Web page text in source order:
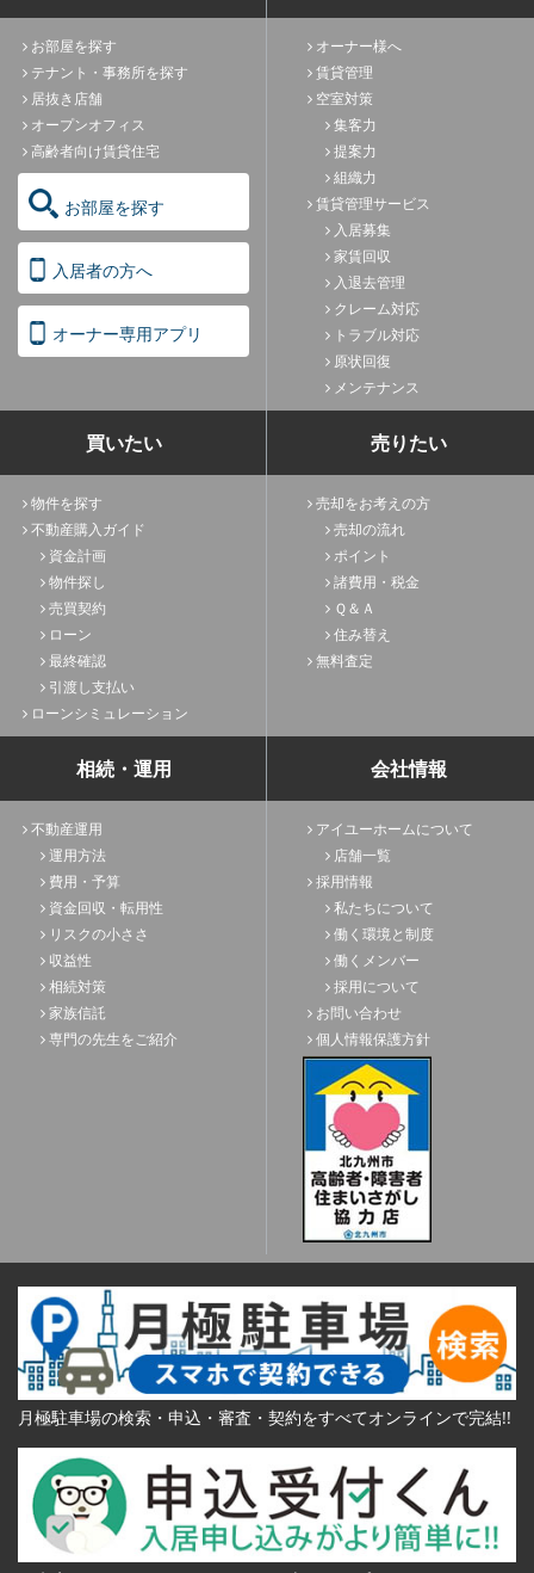
お部屋を探す
テナント・事務所を探す
居抜き店舗
オープンオフィス
高齢者向け賃貸住宅
お部屋を探す
入居者の方へ
オーナー専用アプリ
オーナー様へ
賃貸管理
空室対策
集客力
提案力
組織力
賃貸管理サービス
入居募集
家賃回収
入退去管理
クレーム対応
トラブル対応
原状回復
メンテナンス
買いたい
物件を探す
不動産購入ガイド
資金計画
物件探し
売買契約
ローン
最終確認
引渡し支払い
ローンシミュレーション
売りたい
売却をお考えの方
売却の流れ
ポイント
諸費用・税金
Ｑ＆Ａ
住み替え
無料査定
相続・運用
不動産運用
運用方法
費用・予算
資金回収・転用性
リスクの小ささ
収益性
相続対策
家族信託
専門の先生をご紹介
会社情報
アイユーホームについて
店舗一覧
採用情報
私たちについて
働く環境と制度
働くメンバー
採用について
お問い合わせ
個人情報保護方針
月極駐車場の検索・申込・審査・契約をすべてオンラインで完結!!